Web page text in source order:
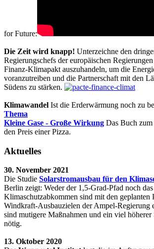
for Future:
Die Zeit wird knapp! Unterzeichne den
Regierungschefs der europäischen
Finanz-Klimapakt auszuhandeln, um die
voranzutreiben und die Partnerschaft mit den
Südens zu stärken.
Klimawandel Ist die Erderwärmung noch zu
Thema
Kleine Gase - Große Wirkung Das Buch
den Preis einer Pizza.
Aktuelles
30. November 2021
Die Studie Solarstromausbau für den
Berlin zeigt: Weder der 1,5-Grad-Pfad noch das
Klimaschutzabkommen sind mit den geplanten
Windkraft-Ausbauzielen der Ampel-Regierung
sind mutigere Maßnahmen und ein viel höherer
nötig.
13. Oktober 2020